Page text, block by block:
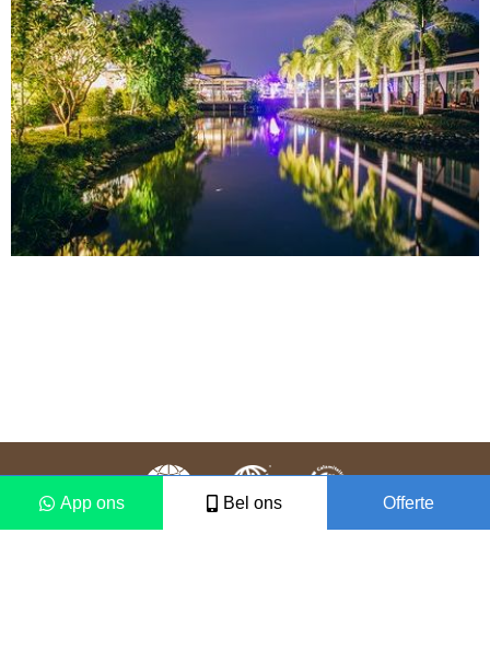
App ons Bel ons Offerte